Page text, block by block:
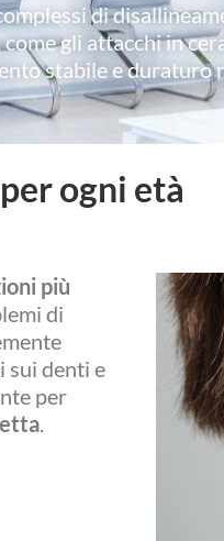
di
gli attacchi in
stabile e duraturo
ogni età
più
di
sui denti e
per
.